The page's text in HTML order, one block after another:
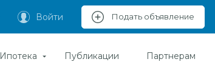
Войти Подать объявление
Ипотека Публикации Партнерам